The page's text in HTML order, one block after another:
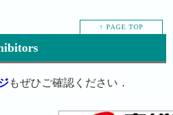
↑ PAGE TOP
もぜひご確認ください．